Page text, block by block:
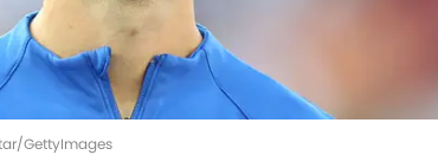
GettyImages